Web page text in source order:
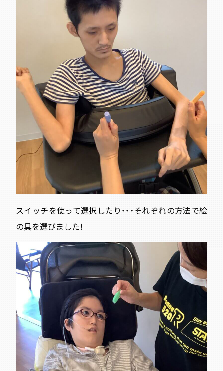
スイッチを使って選択したり・・・それぞれの方法で絵
の具を選びました！